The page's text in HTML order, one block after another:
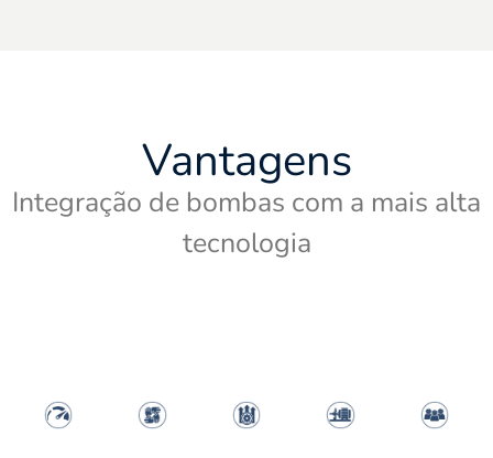
Vantagens
Integração de bombas com a mais alta
tecnologia